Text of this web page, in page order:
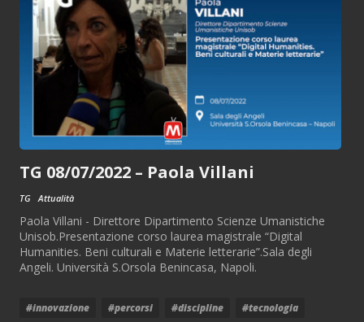
TG 08/07/2022 – Paola Villani
TG Attualità
Paola Villani - Direttore Dipartimento Scienze Umanistiche
Unisob.Presentazione corso laurea magistrale “Digital
Humanities. Beni culturali e Materie letterarie”.Sala degli
Angeli. Università S.Orsola Benincasa, Napoli.
#innovazione #percorsi #discipline
#tecnologia